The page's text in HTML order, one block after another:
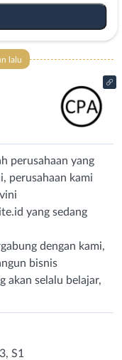
lalu
perusahaan yang
perusahaan kami
yang sedang
dengan kami,
bisnis
akan selalu belajar,
S1